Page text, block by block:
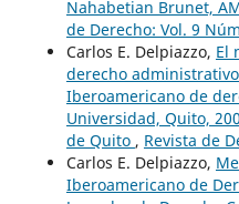
Nahabetian Brunet,
de Derecho: Vol. 9
Carlos E. Delpiazzo, El
derecho
Iberoamericano de
Universidad, Quito,
de Quito , Revista de
Carlos E. Delpiazzo,
Iberoamericano de